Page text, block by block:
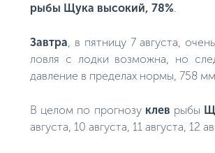
рыбы Щука высокий, 78%
Завтра , в пятницу 7 августа,
ловля с лодки возможна, но
давление в пределах нормы, 758 мм
В целом по прогнозу клев рыбы
августа, 10 августа, 11 августа, 12